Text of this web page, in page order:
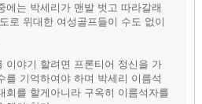
에는 박세리가 맨발 벗고 따라갈래
로 위대한 여성골프들이 수도 없이
이야기 할려면 프론티어 정신을 가
를 기억하여야 하며 박세리 이름석
회를 할게아니라 구옥히 이름석자를